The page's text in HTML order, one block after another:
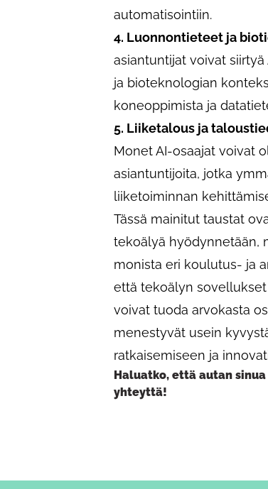
automatisointiin.
4. Luonnontieteet ja
asiantuntijat voivat
ja bioteknologian
koneoppimista ja
5. Liiketalous ja
Monet AI-osaajat voivat
asiantuntijoita, jotka
liiketoiminnan
Tässä mainitut taustat
tekoälyä hyödynnetään,
monista eri koulutus- ja
että tekoälyn
voivat tuoda arvokasta
menestyvät usein
ratkaisemiseen ja
Haluatko, että autan
yhteyttä!